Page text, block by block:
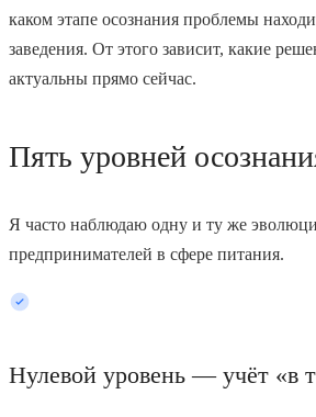
каком этапе осознания проблемы
заведения. От этого зависит, какие
актуальны прямо сейчас.
Пять уровней
Я часто наблюдаю одну и ту же
предпринимателей в сфере питания.
Нулевой уровень — учёт «в